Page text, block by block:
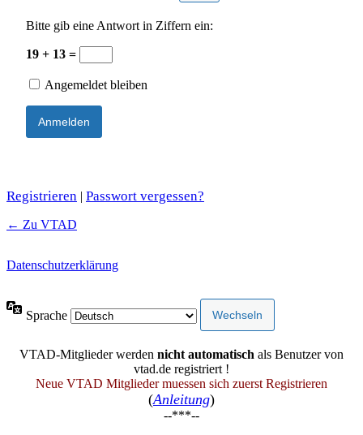
Bitte gib eine Antwort in Ziffern ein:
19 + 13 =
Angemeldet bleiben
Registrieren | Passwort vergessen?
← Zu VTAD
Datenschutzerklärung
Sprache
VTAD-Mitglieder werden nicht automatisch als Benutzer von
vtad.de registriert !
Neue VTAD Mitglieder muessen sich zuerst Registrieren
(Anleitung)
--***--